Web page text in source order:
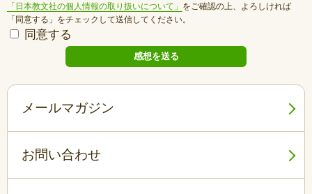
「日本教文社の個人情報の取り扱いについて」 をご確認の上、よろしければ
「同意する」をチェックして送信してください。
同意する
メールマガジン
お問い合わせ